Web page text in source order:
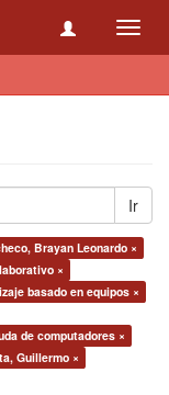
Ir
Brayan Leonardo ×
×
basado en equipos ×
de computadores ×
Guillermo ×